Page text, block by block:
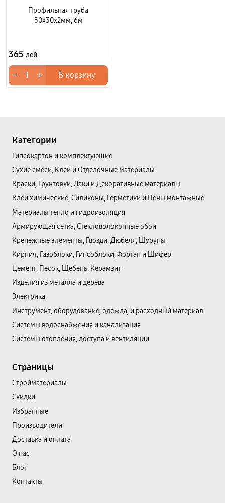
Профильная труба
50x30x2мм, 6м
365 лей
− + В корзину
Категории
Гипсокартон и комплектующие
Сухие смеси, Клеи и Отделочные материалы
Краски, Грунтовки, Лаки и Декоративные материалы
Клеи химические, Силиконы, Герметики и Пены монтажные
Материалы тепло и гидроизоляция
Армирующая сетка, Стекловолоконные обои
Крепежные элементы, Гвозди, Дюбеля, Шурупы
Кирпич, Газоблоки, Гипсоблоки, Фортан и Шифер
Цемент, Песок, Щебень, Керамзит
Изделия из металла и дерева
Электрика
Инструмент, оборудование, одежда, и расходный материал
Системы водоснабжения и канализация
Системы отопления, доступа и вентиляции
Страницы
Cтройматериалы
Скидки
Избранные
Производители
Доставка и оплата
О нас
Блог
Контакты